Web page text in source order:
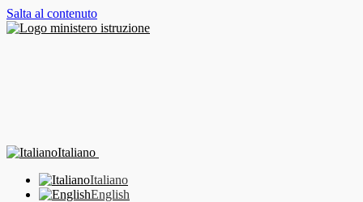
Salta al contenuto
Italiano
Italiano
English